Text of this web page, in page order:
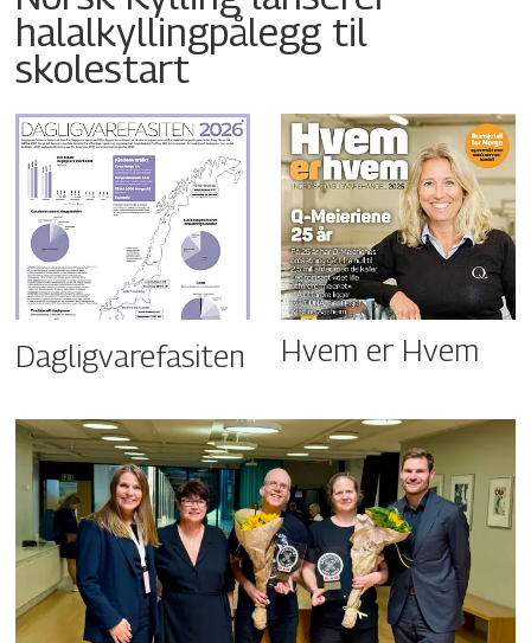
halalkyllingpålegg til
skolestart
Dagligvarefasiten Hvem er Hvem